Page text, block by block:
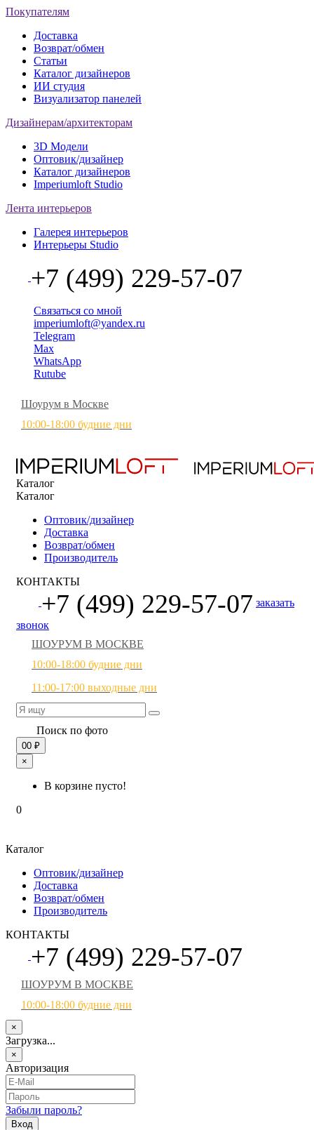
Покупателям
Доставка
Возврат/обмен
Статьи
Каталог дизайнеров
ИИ студия
Визуализатор панелей
Дизайнерам/архитекторам
3D Модели
Оптовик/дизайнер
Каталог дизайнеров
Imperiumloft Studio
Лента интерьеров
Галерея интерьеров
Интерьеры Studio
+7 (499) 229-57-07
Связаться со мной
imperiumloft@yandex.ru
Telegram
Max
WhatsApp
Rutube
Шоурум в Москве
10:00-18:00 будние дни
Каталог
Каталог
Оптовик/дизайнер
Доставка
Возврат/обмен
Производитель
КОНТАКТЫ
+7 (499) 229-57-07 заказать
звонок
ШОУРУМ В МОСКВЕ
10:00-18:00 будние дни
11:00-17:00 выходные дни
Поиск по фото
00 ₽
×
В корзине пусто!
0
Каталог
Оптовик/дизайнер
Доставка
Возврат/обмен
Производитель
КОНТАКТЫ
+7 (499) 229-57-07
ШОУРУМ В МОСКВЕ
10:00-18:00 будние дни
×
Загрузка...
×
Авторизация
Забыли пароль?